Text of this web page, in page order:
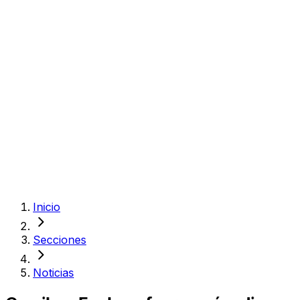
Inicio
Secciones
Noticias